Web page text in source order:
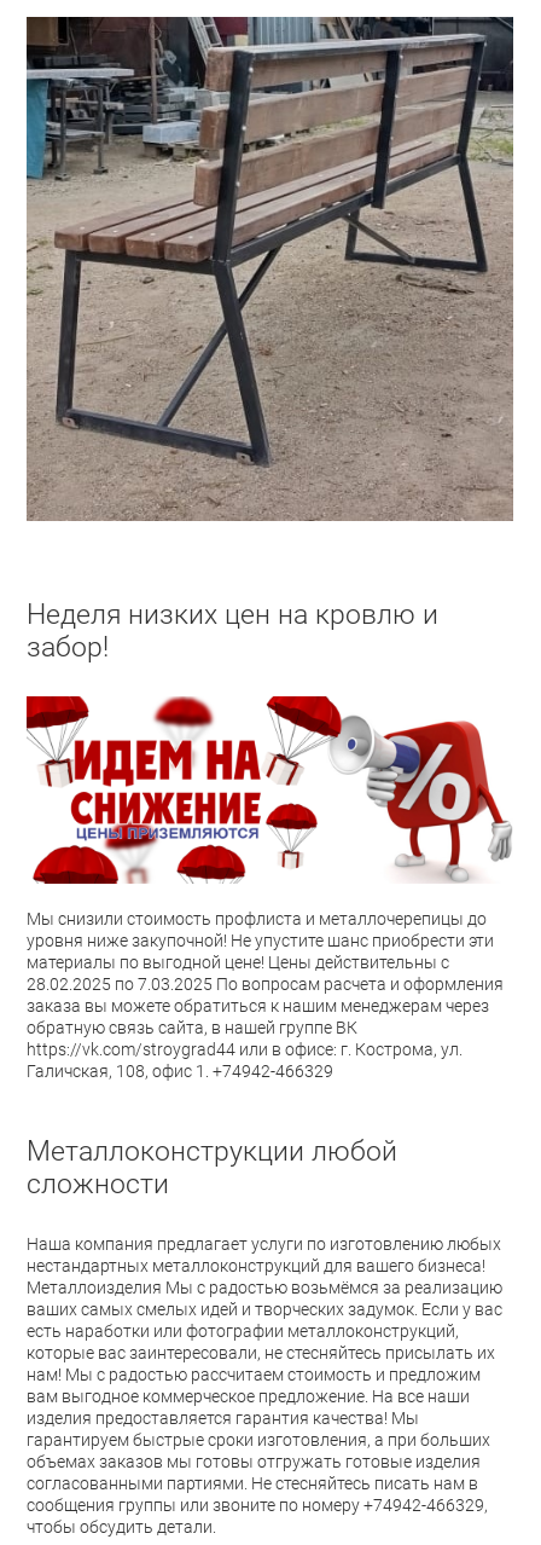
Неделя низких цен на кровлю и
забор!
Мы снизили стоимость профлиста и металлочерепицы до
уровня ниже закупочной! Не упустите шанс приобрести эти
материалы по выгодной цене! Цены действительны с
28.02.2025 по 7.03.2025 По вопросам расчета и оформления
заказа вы можете обратиться к нашим менеджерам через
обратную связь сайта, в нашей группе ВК
https://vk.com/stroygrad44 или в офисе: г. Кострома, ул.
Галичская, 108, офис 1. +74942-466329
Металлоконструкции любой
сложности
Наша компания предлагает услуги по изготовлению любых
нестандартных металлоконструкций для вашего бизнеса!
Металлоизделия Мы с радостью возьмёмся за реализацию
ваших самых смелых идей и творческих задумок. Если у вас
есть наработки или фотографии металлоконструкций,
которые вас заинтересовали, не стесняйтесь присылать их
нам! Мы с радостью рассчитаем стоимость и предложим
вам выгодное коммерческое предложение. На все наши
изделия предоставляется гарантия качества! Мы
гарантируем быстрые сроки изготовления, а при больших
объемах заказов мы готовы отгружать готовые изделия
согласованными партиями. Не стесняйтесь писать нам в
сообщения группы или звоните по номеру +74942-466329,
чтобы обсудить детали.